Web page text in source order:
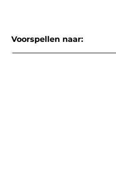
Voorspellen naar: